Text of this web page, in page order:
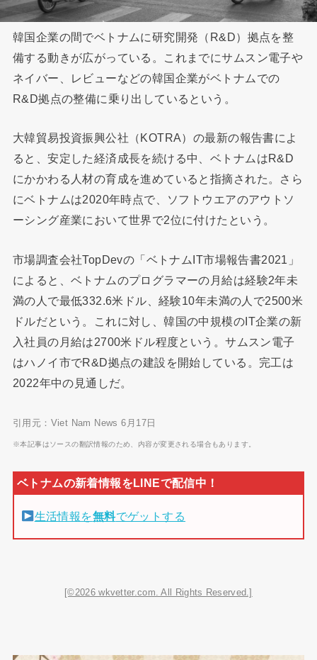
韓国企業の間でベトナムに研究開発（R&D）拠点を整
備する動きが広がっている。これまでにサムスン電子や
ネイバー、レビューなどの韓国企業がベトナムでの
R&D拠点の整備に乗り出しているという。
大韓貿易投資振興公社（KOTRA）の最新の報告書によ
ると、安定した経済成長を続ける中、ベトナムはR&D
にかかわる人材の育成を進めていると指摘された。さら
にベトナムは2020年時点で、ソフトウエアのアウトソ
ーシング産業において世界で2位に付けたという。
市場調査会社TopDevの「ベトナムIT市場報告書2021」
によると、ベトナムのプログラマーの月給は経験2年未
満の人で最低332.6米ドル、経験10年未満の人で2500米
ドルだという。これに対し、韓国の中規模のIT企業の新
入社員の月給は2700米ドル程度という。サムスン電子
はハノイ市でR&D拠点の建設を開始している。完工は
2022年中の見通しだ。
引用元：Viet Nam News 6月17日
※本記事はソースの翻訳情報のため、内容が変更される場合もあります。
生活情報を無料でゲットする
[©2026 wkvetter.com. All Rights Reserved.]